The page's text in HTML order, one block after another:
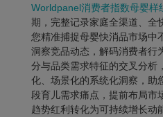
Worldpanel消费者指数母婴样
期，完整记录家庭全渠道、全
您精准捕捉母婴快消品市场中
洞察竞品动态，解码消费者行
分与品类需求特征的交叉分析
化、场景化的系统化洞察，助
段育儿需求痛点，提前布局市
趋势红利转化为可持续增长动